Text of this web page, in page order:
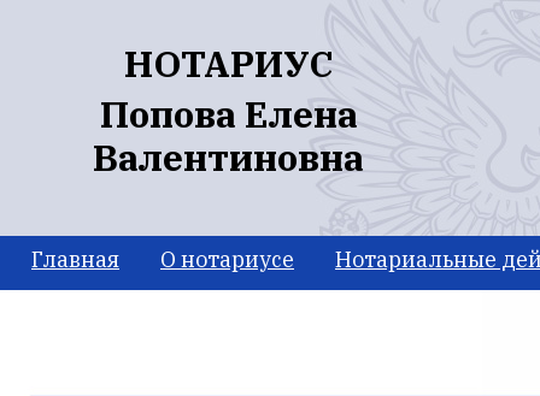
Перейти к основному содержанию
НОТАРИУС
Попова Елена
Валентиновна
Главная О нотариусе Нотариальные